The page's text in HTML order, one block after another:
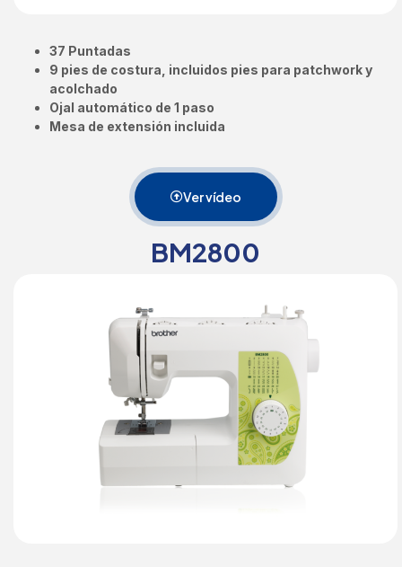
37 Puntadas
9 pies de costura, incluidos pies para patchwork y
acolchado
Ojal automático de 1 paso
Mesa de extensión incluida
Ver vídeo
BM2800